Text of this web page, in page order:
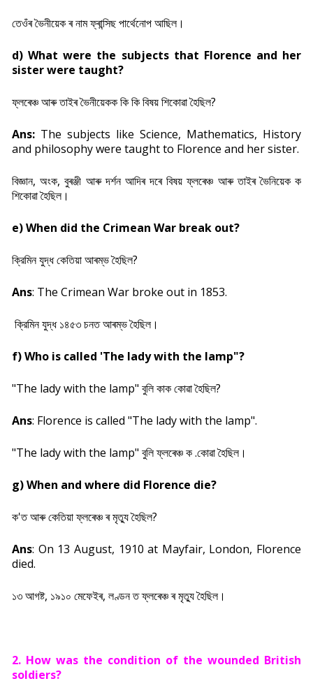
তেওঁৰ ভৈনীয়েক ৰ নাম ফ্ৰান্সিছ পাৰ্থেনোপ আছিল।
d) What were the subjects that Florence and her
sister were taught?
ফ্লৰেঞ্চ আৰু তাইৰ ভৈনীয়েকক কি কি বিষয় শিকোৱা হৈছিল?
Ans: The subjects like Science, Mathematics, History
and philosophy were taught to Florence and her sister.
বিজ্ঞান, অংক, বুৰঞ্জী আৰু দৰ্শন আদিৰ দৰে বিষয় ফ্লৰেঞ্চ আৰু তাইৰ ভৈনিয়েক ক
শিকোৱা হৈছিল।
e) When did the Crimean War break out?
ক্রিমিন যুদ্ধ কেতিয়া আৰম্ভ হৈছিল?
Ans: The Crimean War broke out in 1853.
ক্রিমিন যুদ্ধ ১৪৫৩ চনত আৰম্ভ হৈছিল।
f) Who is called 'The lady with the lamp"?
"The lady with the lamp" বুলি কাক কোৱা হৈছিল?
Ans: Florence is called "The lady with the lamp".
"The lady with the lamp" বুলি ফ্লৰেঞ্চ ক .কোৱা হৈছিল।
g) When and where did Florence die?
ক'ত আৰু কেতিয়া ফ্লৰেঞ্চ ৰ মৃত্যু হৈছিল?
Ans: On 13 August, 1910 at Mayfair, London, Florence
died.
১৩ আগষ্ট, ১৯১০ মেফেইৰ, লণ্ডন ত ফ্লৰেঞ্চ ৰ মৃত্যু হৈছিল।
2. How was the condition of the wounded British
soldiers?